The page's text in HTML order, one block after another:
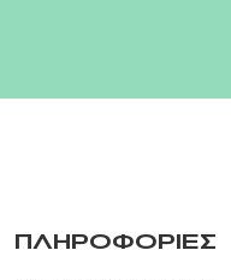
ΠΛΗΡΟΦΟΡΙΕΣ